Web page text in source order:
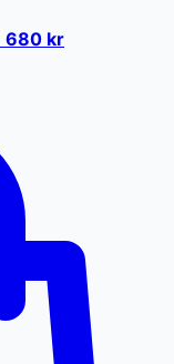
680 kr